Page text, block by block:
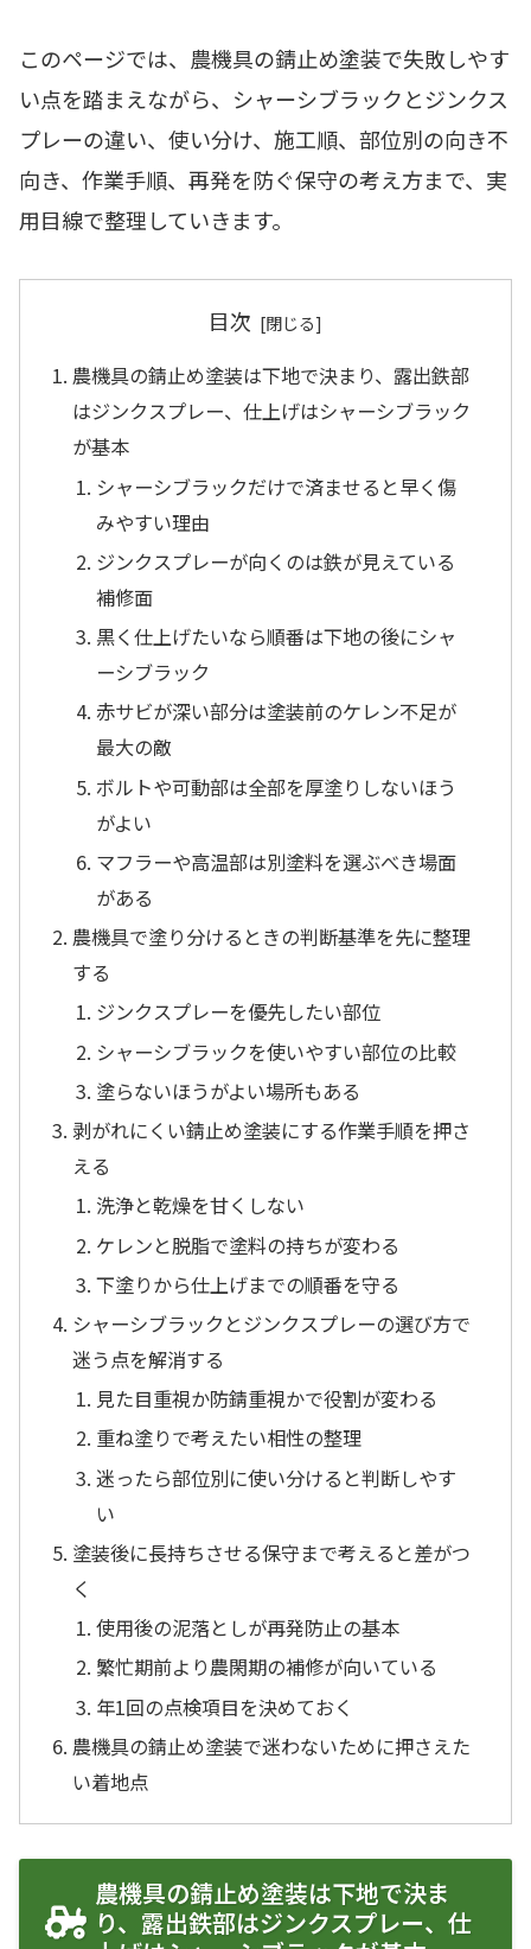
このページでは、農機具の錆止め塗装で失敗しやす
い点を踏まえながら、シャーシブラックとジンクス
プレーの違い、使い分け、施工順、部位別の向き不
向き、作業手順、再発を防ぐ保守の考え方まで、実
用目線で整理していきます。
目次
農機具の錆止め塗装は下地で決まり、露出鉄部
はジンクスプレー、仕上げはシャーシブラック
が基本
シャーシブラックだけで済ませると早く傷
みやすい理由
ジンクスプレーが向くのは鉄が見えている
補修面
黒く仕上げたいなら順番は下地の後にシャ
ーシブラック
赤サビが深い部分は塗装前のケレン不足が
最大の敵
ボルトや可動部は全部を厚塗りしないほう
がよい
マフラーや高温部は別塗料を選ぶべき場面
がある
農機具で塗り分けるときの判断基準を先に整理
する
ジンクスプレーを優先したい部位
シャーシブラックを使いやすい部位の比較
塗らないほうがよい場所もある
剥がれにくい錆止め塗装にする作業手順を押さ
える
洗浄と乾燥を甘くしない
ケレンと脱脂で塗料の持ちが変わる
下塗りから仕上げまでの順番を守る
シャーシブラックとジンクスプレーの選び方で
迷う点を解消する
見た目重視か防錆重視かで役割が変わる
重ね塗りで考えたい相性の整理
迷ったら部位別に使い分けると判断しやす
い
塗装後に長持ちさせる保守まで考えると差がつ
く
使用後の泥落としが再発防止の基本
繁忙期前より農閑期の補修が向いている
年1回の点検項目を決めておく
農機具の錆止め塗装で迷わないために押さえた
い着地点
農機具の錆止め塗装は下地で決ま
り、露出鉄部はジンクスプレー、仕